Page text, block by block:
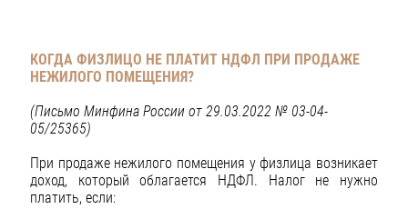
КОГДА ФИЗЛИЦО НЕ ПЛАТИТ НДФЛ ПРИ ПРОДАЖЕ
НЕЖИЛОГО ПОМЕЩЕНИЯ?
(Письмо Минфина России от 29.03.2022 № 03-04-
05/25365)
При продаже нежилого помещения у физлица возникает
доход, который облагается НДФЛ. Налог не нужно
платить, если: